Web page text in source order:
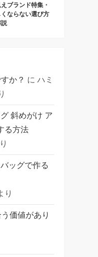
ブランド特集・
ならない選び方
か？ に ハミ
斜めがけ ア
る方法
ッグで作る
り
価値があり